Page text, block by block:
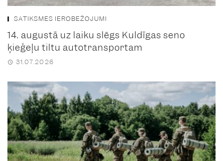
SATIKSMES IEROBEŽOJUMI
14. augustā uz laiku slēgs Kuldīgas seno
ķieģeļu tiltu autotransportam
31.07.2026